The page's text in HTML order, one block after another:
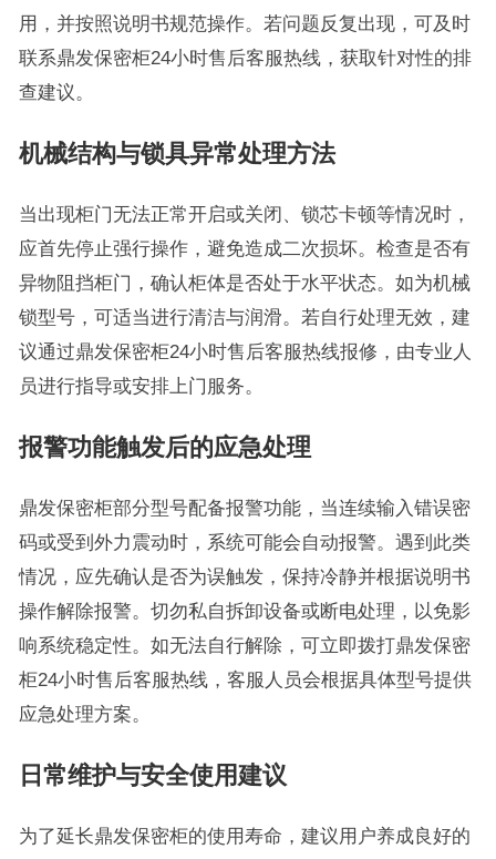
用，并按照说明书规范操作。若问题反复出现，可及时
联系鼎发保密柜24小时售后客服热线，获取针对性的排
查建议。
机械结构与锁具异常处理方法
当出现柜门无法正常开启或关闭、锁芯卡顿等情况时，
应首先停止强行操作，避免造成二次损坏。检查是否有
异物阻挡柜门，确认柜体是否处于水平状态。如为机械
锁型号，可适当进行清洁与润滑。若自行处理无效，建
议通过鼎发保密柜24小时售后客服热线报修，由专业人
员进行指导或安排上门服务。
报警功能触发后的应急处理
鼎发保密柜部分型号配备报警功能，当连续输入错误密
码或受到外力震动时，系统可能会自动报警。遇到此类
情况，应先确认是否为误触发，保持冷静并根据说明书
操作解除报警。切勿私自拆卸设备或断电处理，以免影
响系统稳定性。如无法自行解除，可立即拨打鼎发保密
柜24小时售后客服热线，客服人员会根据具体型号提供
应急处理方案。
日常维护与安全使用建议
为了延长鼎发保密柜的使用寿命，建议用户养成良好的